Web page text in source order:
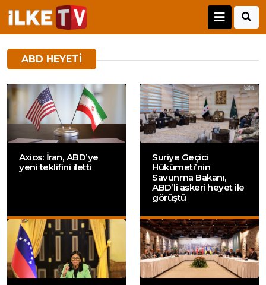
ABD HEYETI
Axios: İran, ABD’ye
yeni teklifini iletti
Suriye Geçici
Hükümeti’nin
Savunma Bakanı,
ABD’li askeri heyet ile
görüştü